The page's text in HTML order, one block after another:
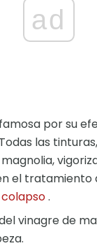
ad
por su
las
el tratamiento
colapso.
vinagre de